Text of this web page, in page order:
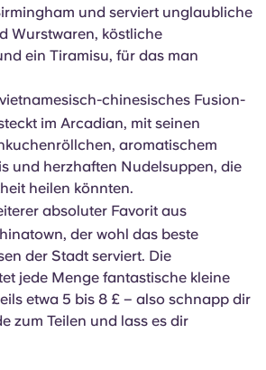
und serviert unglaubliche
Wurstwaren, köstliche
ein Tiramisu, für das man
chinesisches Fusion-
im Arcadian, mit seinen
aromatischem
und herzhaften Nudelsuppen, die
heilen könnten.
absoluter Favorit aus
der wohl das beste
der Stadt serviert. Die
jede Menge fantastische kleine
etwa 5 bis 8 £ – also schnapp dir
zum Teilen und lass es dir